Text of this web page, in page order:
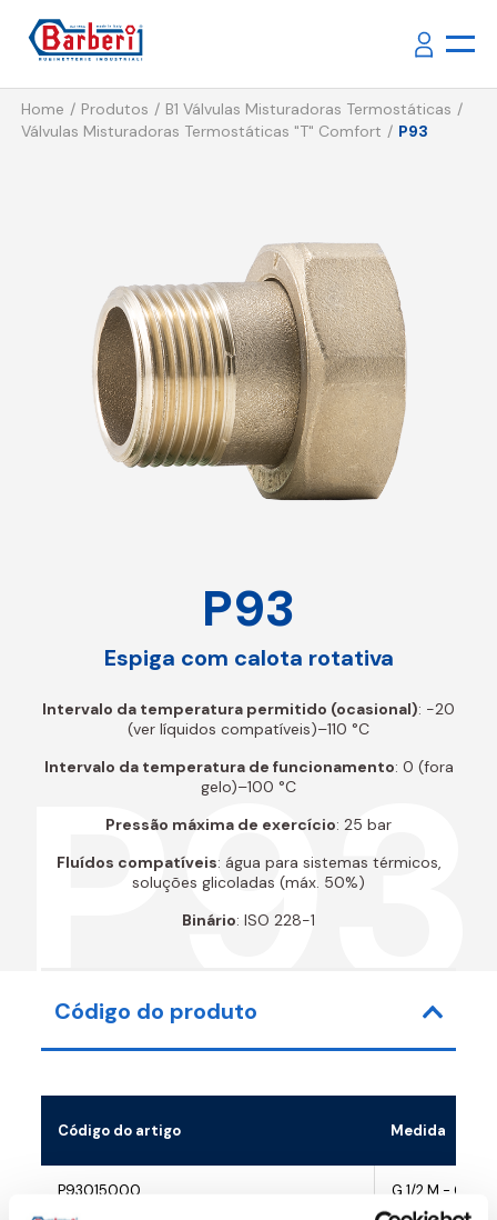
Home Produtos
B1 Válvulas Misturadoras Termostáticas
Válvulas Misturadoras Termostáticas "T" Comfort
P93
P93
P93
Espiga com calota rotativa
Intervalo da temperatura permitido (ocasional): -20
(ver líquidos compatíveis)–110 °C
Intervalo da temperatura de funcionamento: 0 (fora
gelo)–100 °C
Pressão máxima de exercício: 25 bar
Fluídos compatíveis: água para sistemas térmicos,
soluções glicoladas (máx. 50%)
Binário: ISO 228-1
Código do produto
Código do artigo Medida
P93015000 G 1/2 M - G 3/4